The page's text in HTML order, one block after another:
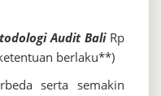
Audit Bali Rp
berlaku**)
serta semakin